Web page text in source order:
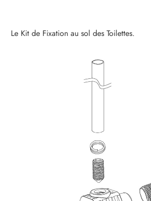
Le Kit de Fixation au sol des Toilettes.